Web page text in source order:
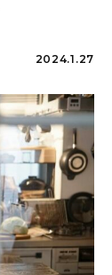
2024.1.27